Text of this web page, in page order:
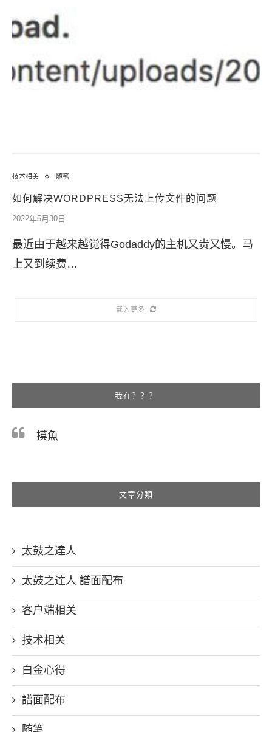
技术相关 随笔
如何解决WORDPRESS无法上传文件的问题
2022年5月30日
最近由于越来越觉得Godaddy的主机又贵又慢。马
上又到续费…
载入更多
我在？？？
摸魚
文章分類
太鼓之達人
太鼓之達人 譜面配布
客户端相关
技术相关
白金心得
譜面配布